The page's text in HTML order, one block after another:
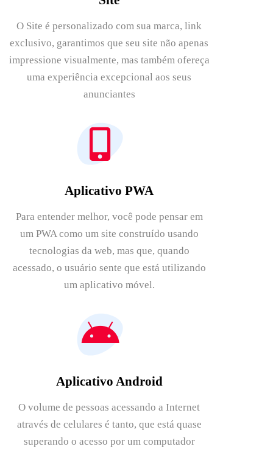
O Site é personalizado com sua marca, link
exclusivo, garantimos que seu site não apenas
impressione visualmente, mas também ofereça
uma experiência excepcional aos seus
anunciantes
Aplicativo PWA
Para entender melhor, você pode pensar em
um PWA como um site construído usando
tecnologias da web, mas que, quando
acessado, o usuário sente que está utilizando
um aplicativo móvel.
Aplicativo Android
O volume de pessoas acessando a Internet
através de celulares é tanto, que está quase
superando o acesso por um computador